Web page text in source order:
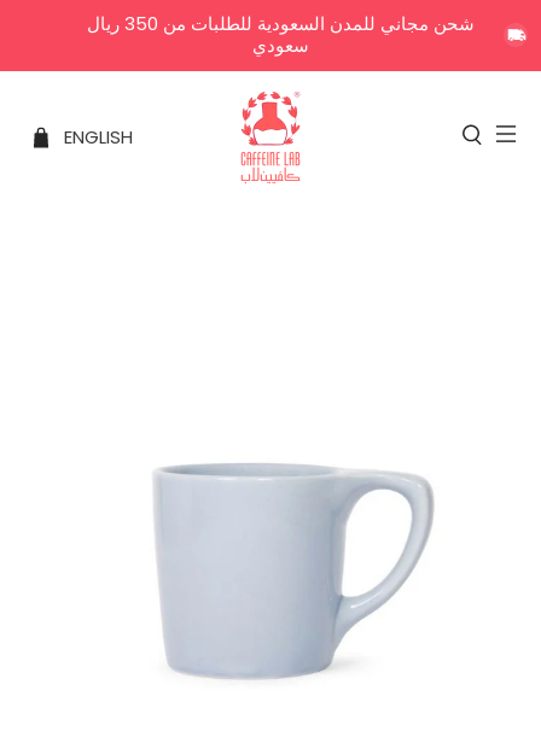
شحن مجاني للمدن السعودية للطلبات من 350 ريال
سعودي
ENGLISH